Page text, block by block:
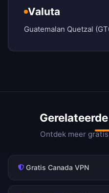
Valuta
Guatemalan Quetzal
Ontdek meer
Gratis Canada VPN